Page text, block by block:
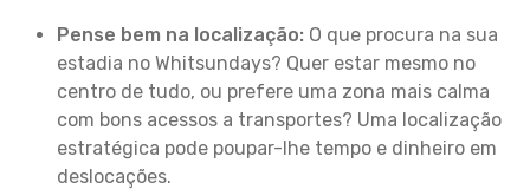
Pense bem na localização: O que procura na sua
estadia no Whitsundays? Quer estar mesmo no
centro de tudo, ou prefere uma zona mais calma
com bons acessos a transportes? Uma localização
estratégica pode poupar-lhe tempo e dinheiro em
deslocações.